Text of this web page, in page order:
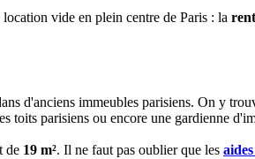
vide en plein centre de Paris : la
d'anciens immeubles parisiens. On y
toits parisiens ou encore une gardienne
de 19 m². Il ne faut pas oublier que les